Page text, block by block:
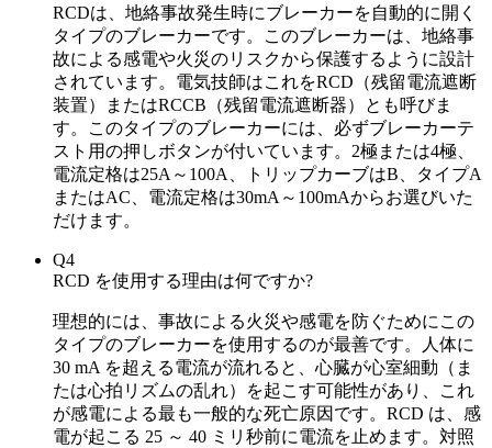
RCDは、地絡事故発生時にブレーカーを自動的に開く
タイプのブレーカーです。このブレーカーは、地絡事
故による感電や火災のリスクから保護するように設計
されています。電気技師はこれをRCD（残留電流遮断
装置）またはRCCB（残留電流遮断器）とも呼びま
す。このタイプのブレーカーには、必ずブレーカーテ
スト用の押しボタンが付いています。2極または4極、
電流定格は25A～100A、トリップカーブはB、タイプA
またはAC、電流定格は30mA～100mAからお選びいた
だけます。
Q4
RCD を使用する理由は何ですか?
理想的には、事故による火災や感電を防ぐためにこの
タイプのブレーカーを使用するのが最善です。人体に
30 mA を超える電流が流れると、心臓が心室細動（ま
たは心拍リズムの乱れ）を起こす可能性があり、これ
が感電による最も一般的な死亡原因です。RCD は、感
電が起こる 25 ～ 40 ミリ秒前に電流を止めます。対照